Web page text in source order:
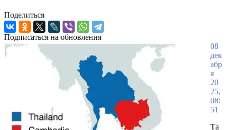
Поделиться
Подписаться на обновления
08
дек
абр
я
20
25,
08:
51
Та